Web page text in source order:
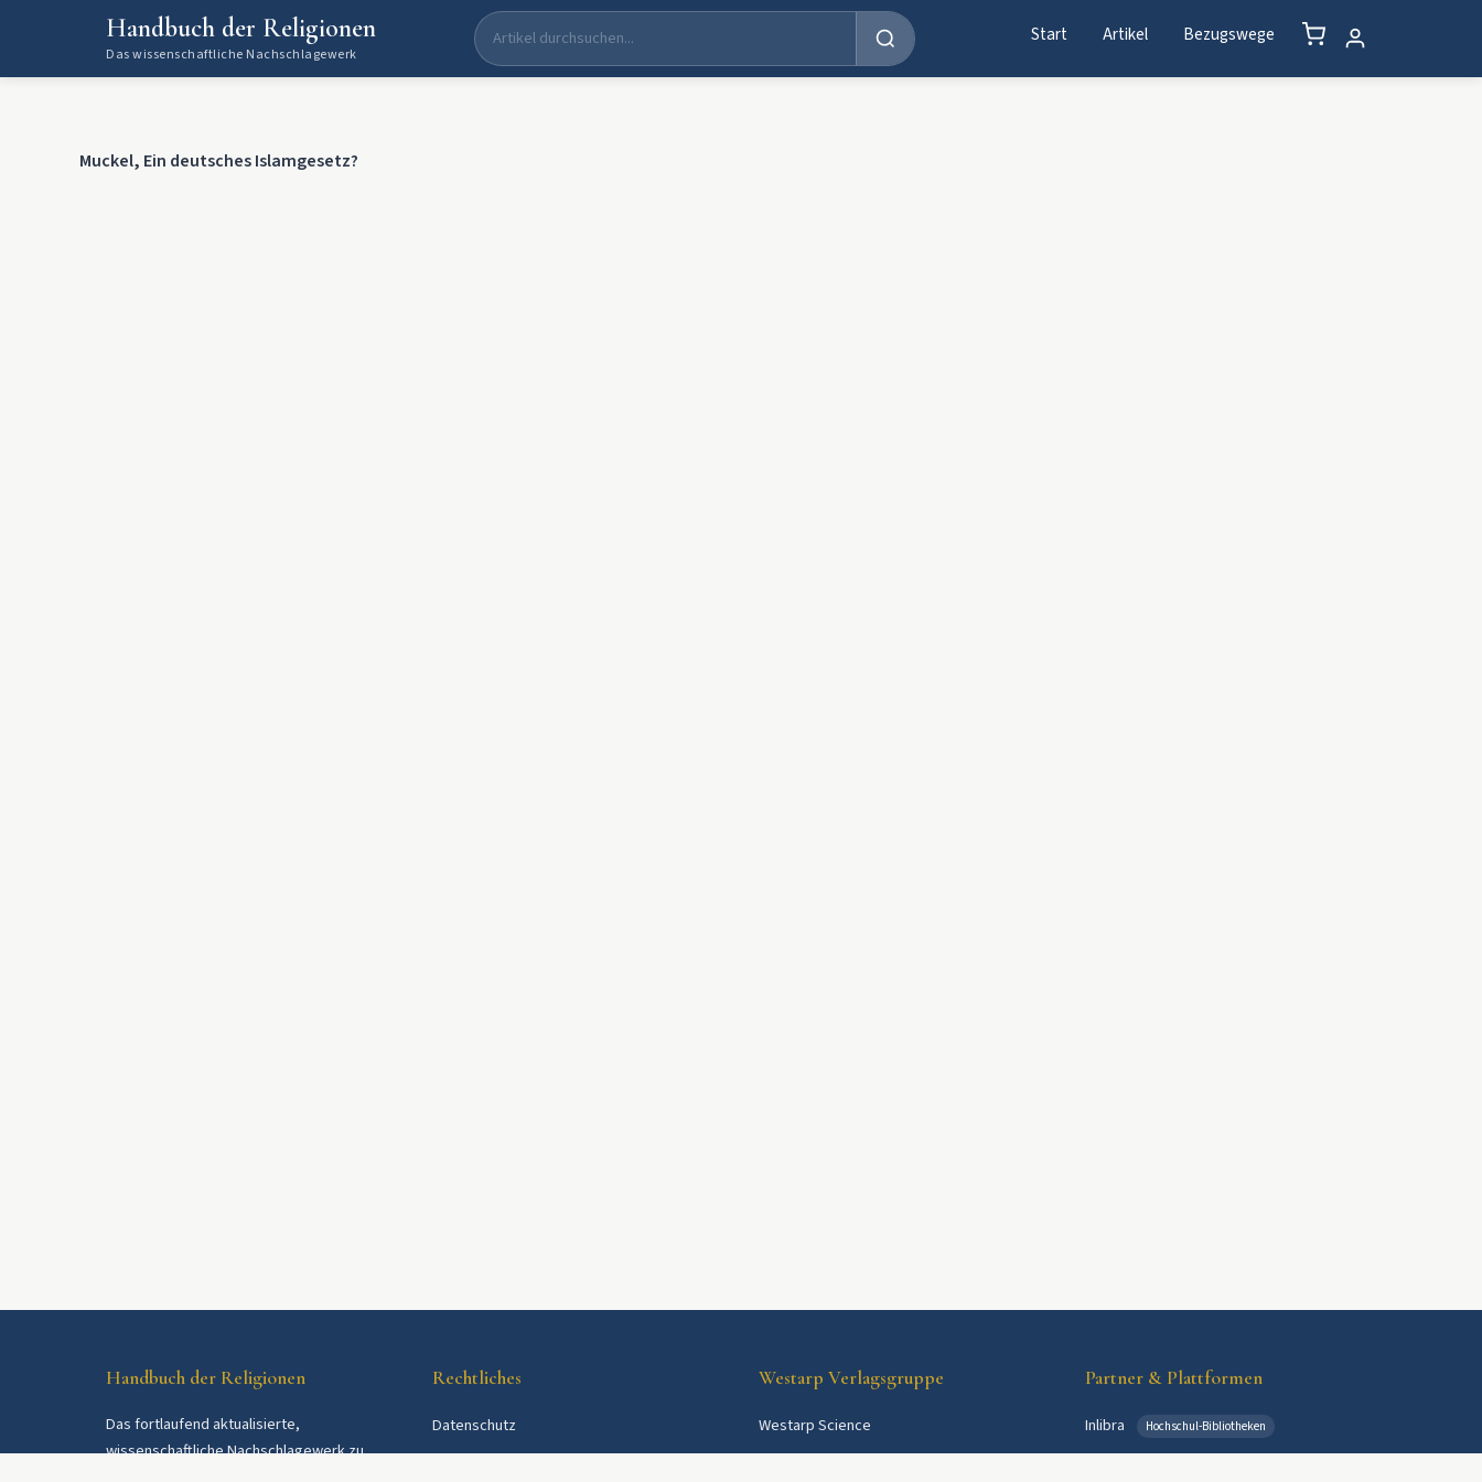
Handbuch der Religionen
Das wissenschaftliche Nachschlagewerk
Start Artikel Bezugswege
Muckel, Ein deutsches Islamgesetz?
Handbuch der Religionen
Das fortlaufend aktualisierte,
wissenschaftliche Nachschlagewerk zu
Rechtliches
Datenschutz
Westarp Verlagsgruppe
Westarp Science
Partner & Plattformen
Inlibra Hochschul-Bibliotheken